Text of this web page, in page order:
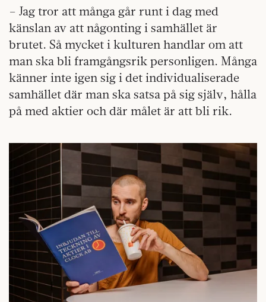
– Jag tror att många går runt i dag med
känslan av att någonting i samhället är
brutet. Så mycket i kulturen handlar om att
man ska bli framgångsrik personligen. Många
känner inte igen sig i det individualiserade
samhället där man ska satsa på sig själv, hålla
på med aktier och där målet är att bli rik.